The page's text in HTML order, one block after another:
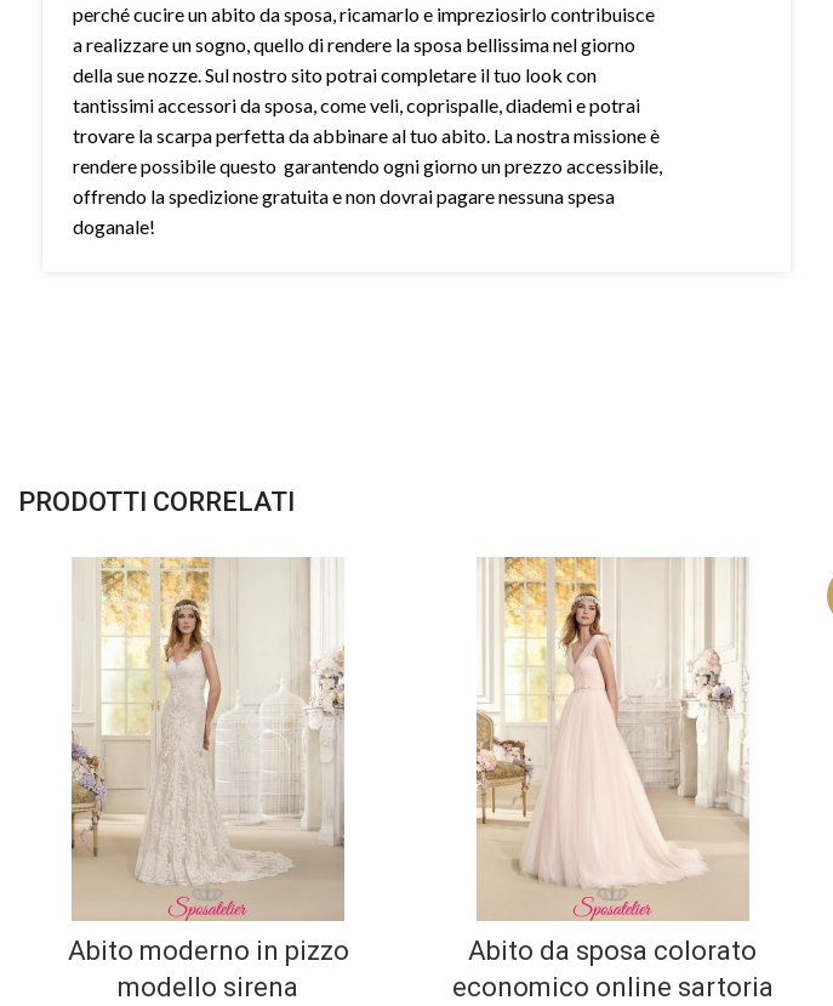
perché cucire un abito da sposa, ricamarlo e impreziosirlo contribuisce
a realizzare un sogno, quello di rendere la sposa bellissima nel giorno
della sue nozze. Sul nostro sito potrai completare il tuo look con
tantissimi accessori da sposa, come veli, coprispalle, diademi e potrai
trovare la scarpa perfetta da abbinare al tuo abito. La nostra missione è
rendere possibile questo garantendo ogni giorno un prezzo accessibile,
offrendo la spedizione gratuita e non dovrai pagare nessuna spesa
doganale!
PRODOTTI CORRELATI
Abito moderno in pizzo
modello sirena
Abito da sposa colorato
economico online sartoria